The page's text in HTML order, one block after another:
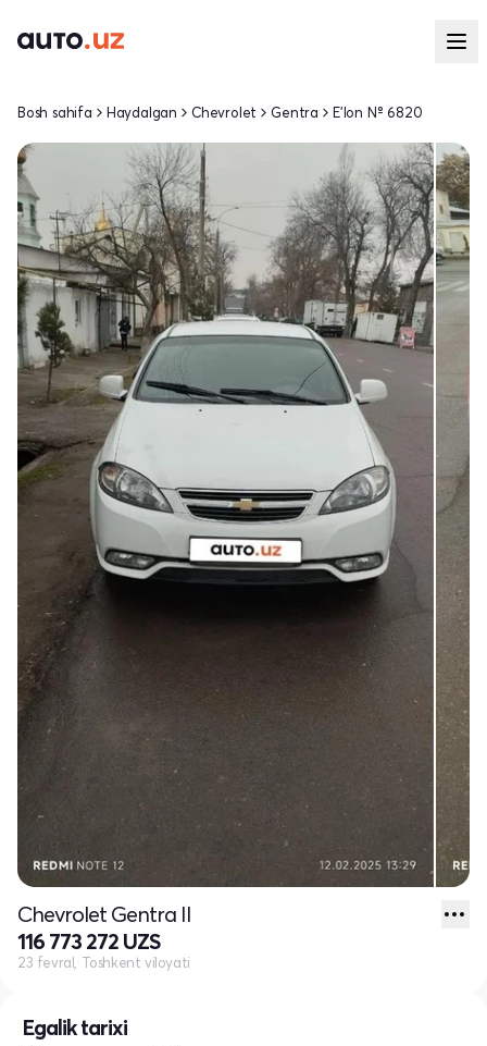
Egalik tarixi
Bosh sahifa Haydalgan Chevrolet Gentra E'lon № 6820
Chevrolet Gentra II
116 773 272 UZS
23 fevral, Toshkent viloyati